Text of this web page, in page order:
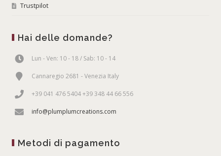
Trustpilot
Hai delle domande?
Lun - Ven: 10 - 18 / Sab: 10 - 14
Cannaregio 2681 - Venezia Italy
+39 041 476 5404 +39 348 44 66 556
info@plumplumcreations.com
Metodi di pagamento